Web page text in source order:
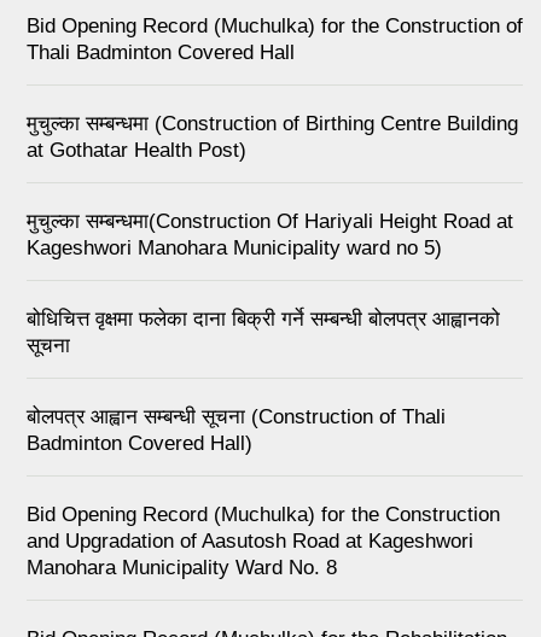
Bid Opening Record (Muchulka) for the Construction of
Thali Badminton Covered Hall
मुचुल्का सम्बन्धमा (Construction of Birthing Centre Building
at Gothatar Health Post)
मुचुल्का सम्बन्धमा(Construction Of Hariyali Height Road at
Kageshwori Manohara Municipality ward no 5)
बोधिचित्त वृक्षमा फलेका दाना बिक्री गर्ने सम्बन्धी बोलपत्र आह्वानको
सूचना
बोलपत्र आह्वान सम्बन्धी सूचना (Construction of Thali
Badminton Covered Hall)
Bid Opening Record (Muchulka) for the Construction
and Upgradation of Aasutosh Road at Kageshwori
Manohara Municipality Ward No. 8